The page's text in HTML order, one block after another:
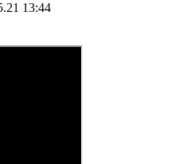
13:44